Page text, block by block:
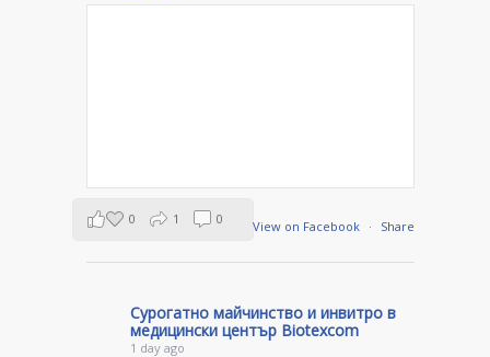
View on Facebook · Share
0 1 0
Сурогатно майчинство и инвитро в
медицински център Biotexcom
1 day ago